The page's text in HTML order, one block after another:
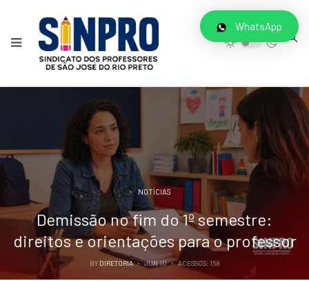
NOTÍCIAS
Demissão no fim do 1º semestre:
direitos e orientações para o professor
BY DIRETORIA JUN 10 ACESSOS: 158
WhatsApp